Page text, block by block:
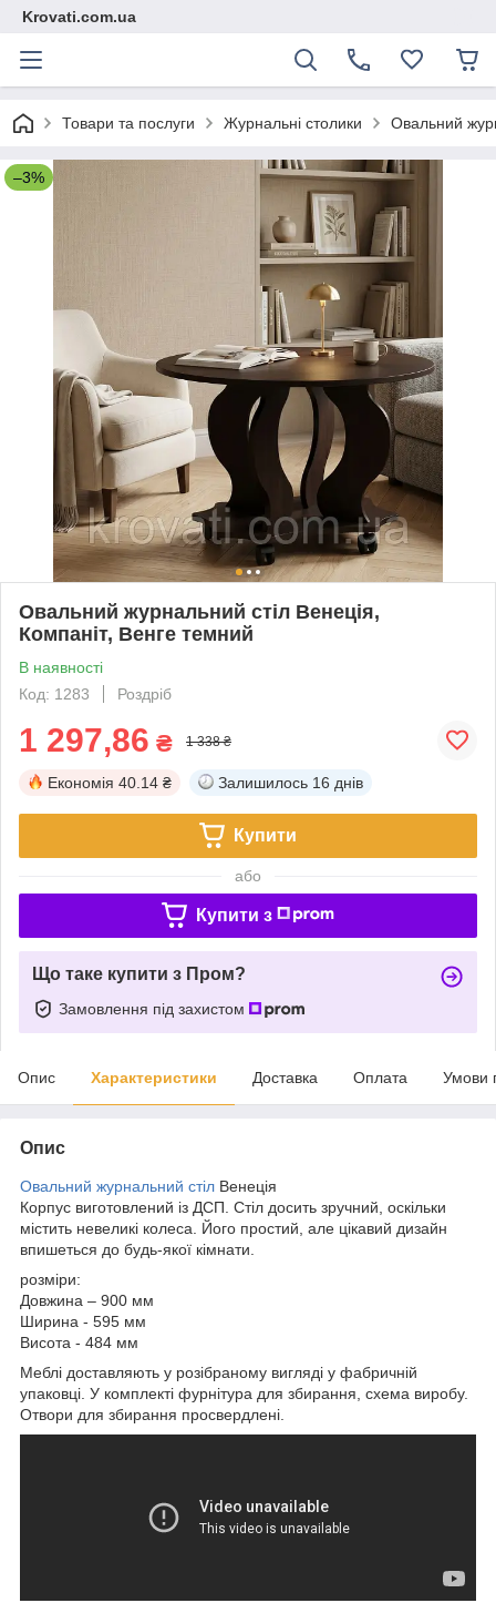
Krovati.com.ua
Товари та послуги Журнальні столики Овальний
–3%
Овальний журнальний стіл Венеція,
Компаніт, Венге темний
В наявності
Код: 1283
Роздріб
1 297,86 ₴ 1 338 ₴
Економія 40.14 ₴ Залишилось 16 днів
Купити
або
Купити з
Що таке купити з Пром?
Замовлення під захистом
Опис Характеристики Доставка Оплата Умови
Опис
Овальний журнальний стіл Венеція
Корпус виготовлений із ДСП. Стіл досить зручний, оскільки
містить невеликі колеса. Його простий, але цікавий дизайн
впишеться до будь-якої кімнати.
розміри:
Довжина – 900 мм
Ширина - 595 мм
Висота - 484 мм
Меблі доставляють у розібраному вигляді у фабричній
упаковці. У комплекті фурнітура для збирання, схема виробу.
Отвори для збирання просвердлені.